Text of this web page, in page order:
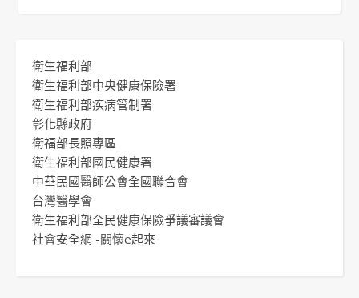
衛生福利部
衛生福利部中央健康保險署
衛生福利部疾病管制署
彰化縣政府
衛福部長照專區
衛生福利部國民健康署
中華民國醫師公會全國聯合會
台灣醫學會
衛生福利部全民健康保險爭議審議會
社會安全網 -關懷e起來